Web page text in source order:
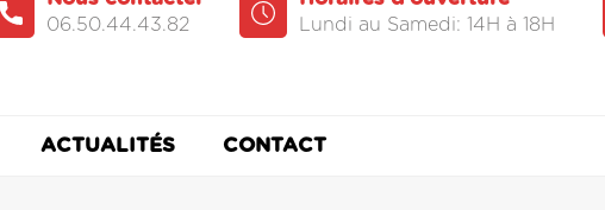
Lundi au Samedi: 14H à 18H
06.50.44.43.82
ACTUALITÉS CONTACT